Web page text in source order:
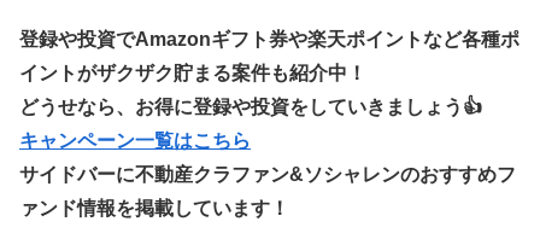
登録や投資でAmazonギフト券や楽天ポイントなど各種ポ
イントがザクザク貯まる案件も紹介中！
どうせなら、お得に登録や投資をしていきましょう👍
キャンペーン一覧はこちら
サイドバーに不動産クラファン&ソシャレンのおすすめフ
ァンド情報を掲載しています！